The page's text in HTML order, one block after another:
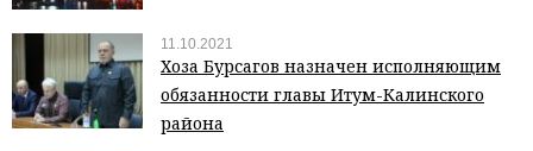
11.10.2021
Хоза Бурсагов назначен исполняющим
обязанности главы Итум-Калинского
района